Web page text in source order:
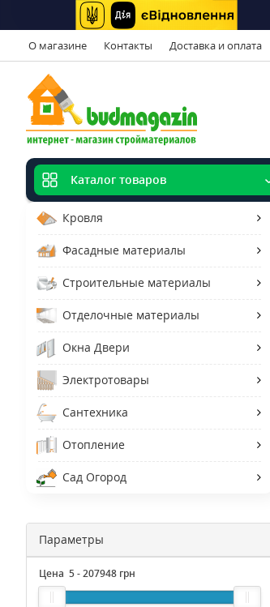
О магазине Контакты Доставка и оплата
Параметры
Цена 5-207948 грн
Каталог товаров
Кровля
Фасадные материалы
Строительные материалы
Отделочные материалы
Окна Двери
Электротовары
Сантехника
Отопление
Сад Огород